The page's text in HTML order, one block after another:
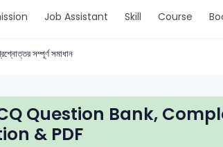
Job Assistant Skill Course
সম্পূর্ণ সমাধান
Question Bank,
& PDF